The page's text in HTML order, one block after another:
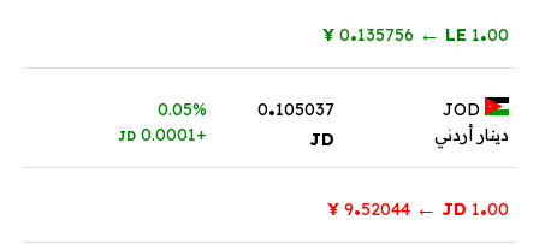
1.00
LE
←
.135756
¥
دينار أردني
0.105037
JD
0.05%
+0.0001
JD
1.00
JD
←
.52044
¥